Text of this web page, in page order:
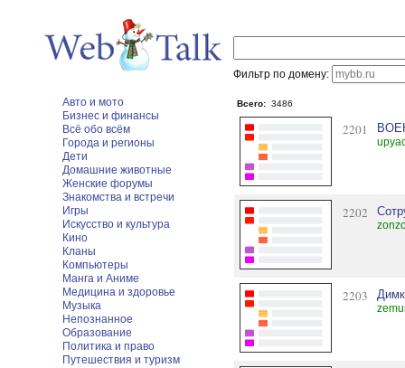
Фильтр по домену:
Авто и мото
Бизнес и финансы
Всё обо всём
Города и регионы
Дети
Домашние животные
Женские форумы
Знакомства и встречи
Игры
Искусство и культура
Кино
Кланы
Компьютеры
Манга и Аниме
Медицина и здоровье
Музыка
Непознанное
Образование
Политика и право
Путешествия и туризм
Всего: 3486
2201
2202
2203